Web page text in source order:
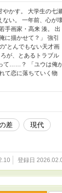
やかす。 大学生の七
ない。 一年前、心が
手画家・高来 湊。 出
描かせて？」 強引
“とんでもない天才画
が、とあるトラブル
て……？ 「ユウは俺
て恋に落ちていく物
差
現代
登録日